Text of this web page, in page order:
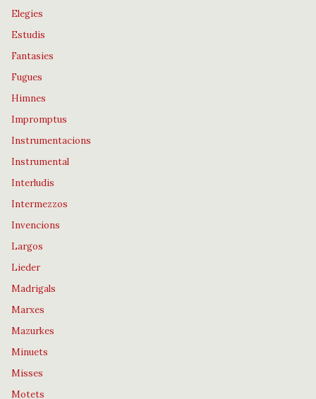
Elegies
Estudis
Fantasies
Fugues
Himnes
Impromptus
Instrumentacions
Instrumental
Interludis
Intermezzos
Invencions
Largos
Lieder
Madrigals
Marxes
Mazurkes
Minuets
Misses
Motets